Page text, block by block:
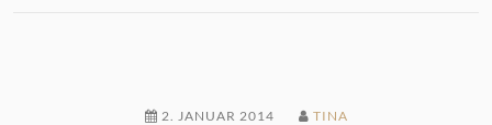
2. JANUAR 2014 TINA